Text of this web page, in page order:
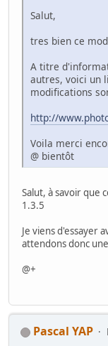
Salut,
tres bien ce
A titre
autres, voici un
modifications
http://
Voila merci
@ bientôt
Salut, à savoir que
1.3.5
Je viens d'essayer
attendons donc
@+
Pascal YAP